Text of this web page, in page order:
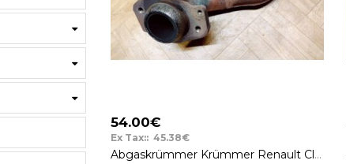
54.00€
Ex Tax:: 45.38€
Abgaskrümmer Krümmer Renault Clio 3 III 296841